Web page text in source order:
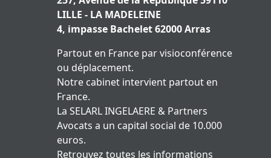
LILLE - LA MADELEINE
4, impasse Bachelet 62000 Arras
Partout en France par visioconférence
ou déplacement.
Notre cabinet intervient partout en
France.
La SELARL INGELAERE & Partners
Avocats a un capital social de 10.000
euros.
Retrouvez toutes les informations